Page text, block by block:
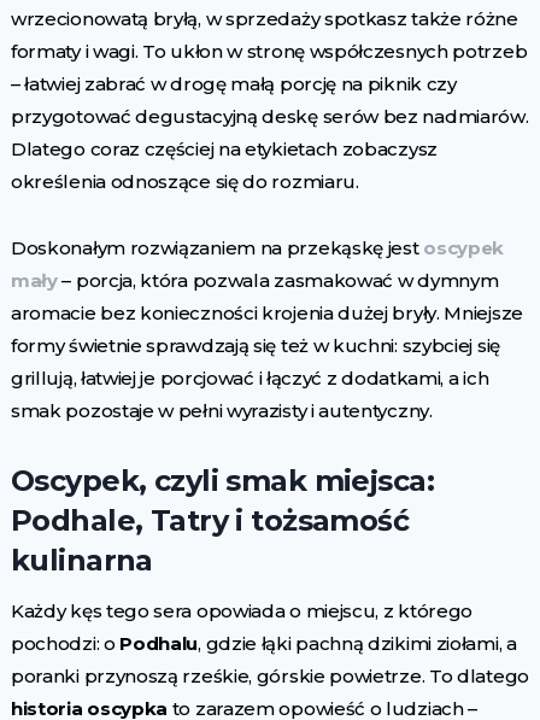
wrzecionowatą bryłą, w sprzedaży spotkasz także różne
formaty i wagi. To ukłon w stronę współczesnych potrzeb
– łatwiej zabrać w drogę małą porcję na piknik czy
przygotować degustacyjną deskę serów bez nadmiarów.
Dlatego coraz częściej na etykietach zobaczysz
określenia odnoszące się do rozmiaru.
Doskonałym rozwiązaniem na przekąskę jest oscypek
mały– porcja, która pozwala zasmakować w dymnym
aromacie bez konieczności krojenia dużej bryły. Mniejsze
formy świetnie sprawdzają się też w kuchni: szybciej się
grillują, łatwiej je porcjować i łączyć z dodatkami, a ich
smak pozostaje w pełni wyrazisty i autentyczny.
Oscypek, czyli smak miejsca:
Podhale, Tatry i tożsamość
kulinarna
Każdy kęs tego sera opowiada o miejscu, z którego
pochodzi: o Podhalu, gdzie łąki pachną dzikimi ziołami, a
poranki przynoszą rześkie, górskie powietrze. To dlatego
historia oscypka to zarazem opowieść o ludziach –